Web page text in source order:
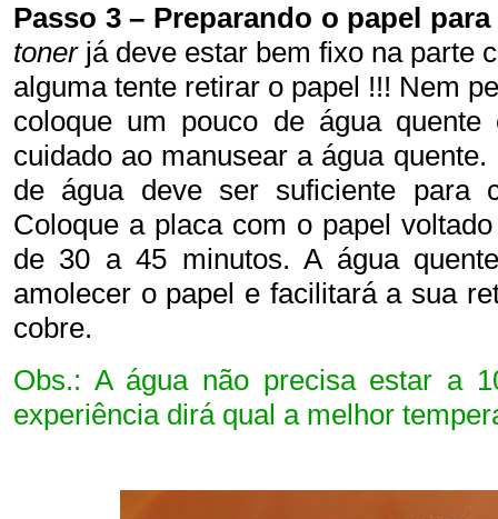
Passo 3 – Preparando o papel
tonerjá deve estar bem fixo na parte
alguma tente retirar o papel !!! Nem
coloque um pouco de água quente
cuidado ao manusear a água
de água deve ser suficiente para
Coloque a placa com o papel
de 30 a 45 minutos. A água
amolecer o papel e facilitará a sua
cobre.
Obs.: A água não precisa estar a
experiência dirá qual a melhor